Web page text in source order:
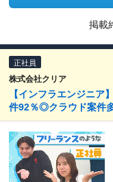
掲載
正社員
株式会社クリア
【インフラエンジニ
件92％◎クラウド案件